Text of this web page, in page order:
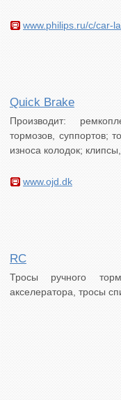
www.philips.ru/c/car-
Quick Brake
Производит:
тормозов, суппортов;
износа колодок;
www.ojd.dk
RC
Тросы ручного
акселератора, тросы